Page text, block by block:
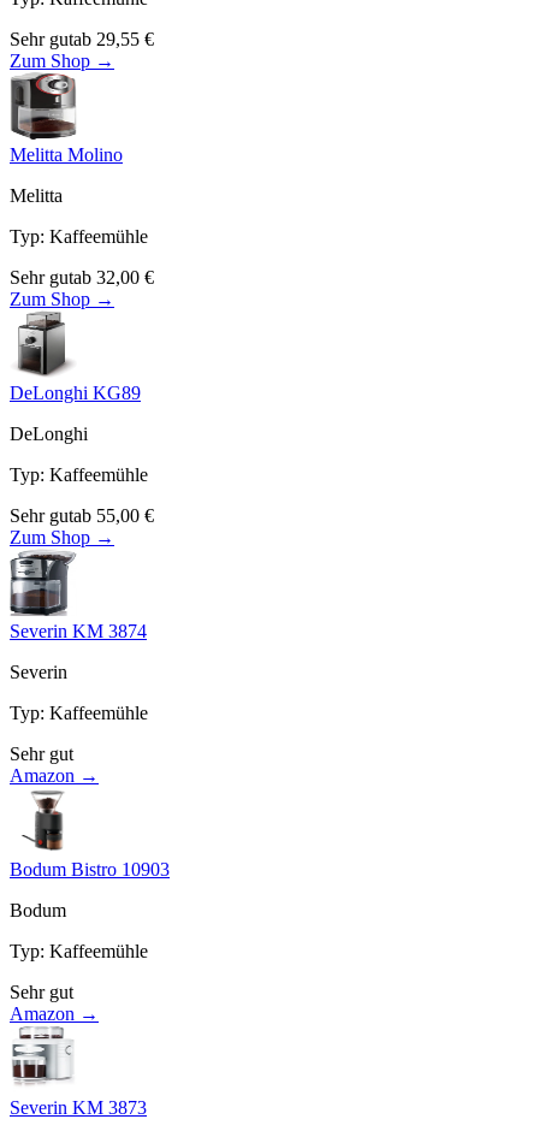
Sehr gutab 29,55 €
Zum Shop →
Melitta Molino
Melitta
Typ: Kaffeemühle
Sehr gutab 32,00 €
Zum Shop →
DeLonghi KG89
DeLonghi
Typ: Kaffeemühle
Sehr gutab 55,00 €
Zum Shop →
Severin KM 3874
Severin
Typ: Kaffeemühle
Sehr gut
Amazon →
Bodum Bistro 10903
Bodum
Typ: Kaffeemühle
Sehr gut
Amazon →
Severin KM 3873